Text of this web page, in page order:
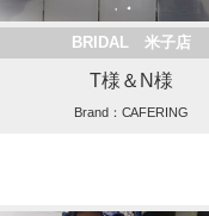
BRIDAL 米子店
T様＆N様
Brand：CAFERING